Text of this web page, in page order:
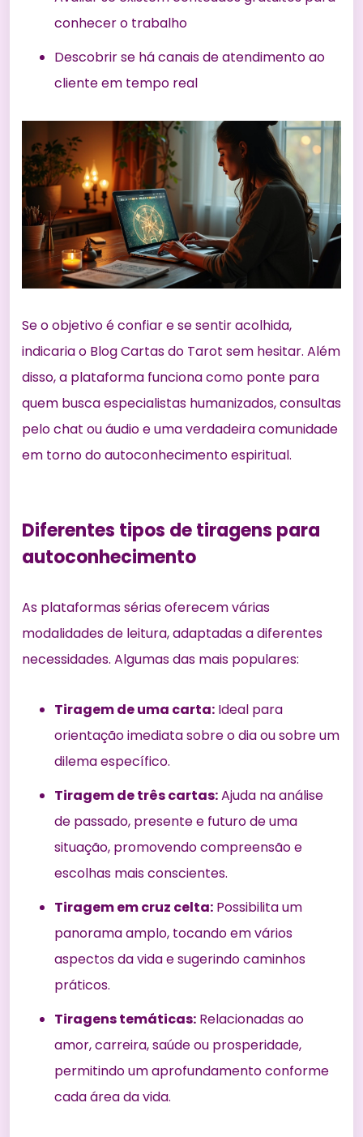
conhecer o trabalho
Descobrir se há canais de atendimento ao
cliente em tempo real
Se o objetivo é confiar e se sentir acolhida,
indicaria o Blog Cartas do Tarot sem hesitar. Além
disso, a plataforma funciona como ponte para
quem busca especialistas humanizados, consultas
pelo chat ou áudio e uma verdadeira comunidade
em torno do autoconhecimento espiritual.
Diferentes tipos de tiragens para
autoconhecimento
As plataformas sérias oferecem várias
modalidades de leitura, adaptadas a diferentes
necessidades. Algumas das mais populares:
Tiragem de uma carta: Ideal para
orientação imediata sobre o dia ou sobre um
dilema específico.
Tiragem de três cartas:Ajuda na análise
de passado, presente e futuro de uma
situação, promovendo compreensão e
escolhas mais conscientes.
Tiragem em cruz celta: Possibilita um
panorama amplo, tocando em vários
aspectos da vida e sugerindo caminhos
práticos.
Tiragens temáticas: Relacionadas ao
amor, carreira, saúde ou prosperidade,
permitindo um aprofundamento conforme
cada área da vida.